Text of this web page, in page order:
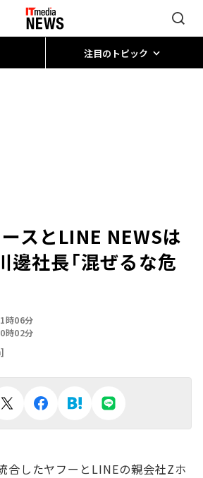
注目のトピック
スとLINE NEWSは
社長「混ぜるな危
時06分
時02分
合したヤフーとLINEの親会社Zホ